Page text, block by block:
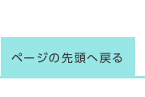
ページの先頭へ戻る